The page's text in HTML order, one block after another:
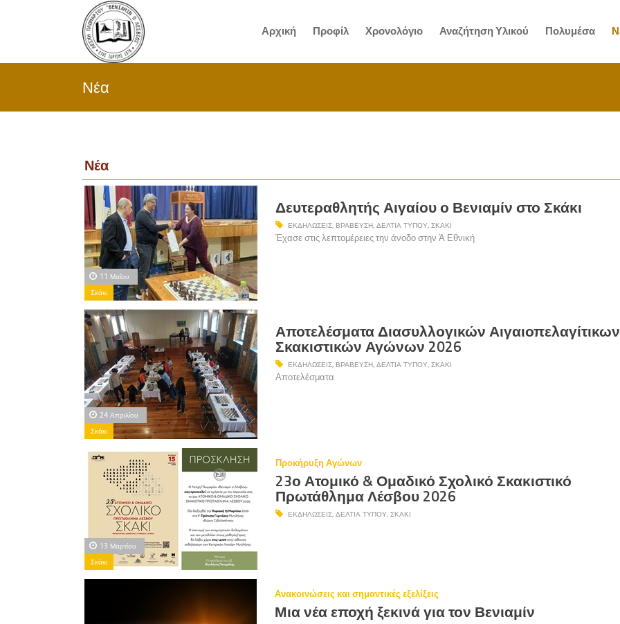
Αρχική Προφίλ Χρονολόγιο Αναζήτηση Υλικού Πολυμέσα
Νέα
Νέα
11 Μαΐου
Σκάκι
Δευτεραθλητής Αιγαίου ο Βενιαμίν στο Σκάκι
ΕΚΔΗΛΏΣΕΙΣ, ΒΡΆΒΕΥΣΗ, ΔΕΛΤΊΑ ΤΎΠΟΥ ΣΚΆΚΙ
Έχασε στις λεπτομέρειες την άνοδο στην Ά Εθνική
24 Απριλίου
Σκάκι
Αποτελέσματα Διασυλλογικών Αιγαιοπελαγίτικων
Σκακιστικών Αγώνων 2026
ΕΚΔΗΛΏΣΕΙΣ, ΒΡΆΒΕΥΣΗ, ΔΕΛΤΊΑ ΤΎΠΟΥ ΣΚΆΚΙ
Αποτελέσματα
13 Μαρτίου
Σκάκι
Προκήρυξη Αγώνων
23ο Ατομικό & Ομαδικό Σχολικό Σκακιστικό
Πρωτάθλημα Λέσβου 2026
ΕΚΔΗΛΏΣΕΙΣ, ΔΕΛΤΊΑ ΤΎΠΟΥ ΣΚΆΚΙ
Ανακοινώσεις και σημαντικές εξελίξεις
Μια νέα εποχή ξεκινά για τον Βενιαμίν